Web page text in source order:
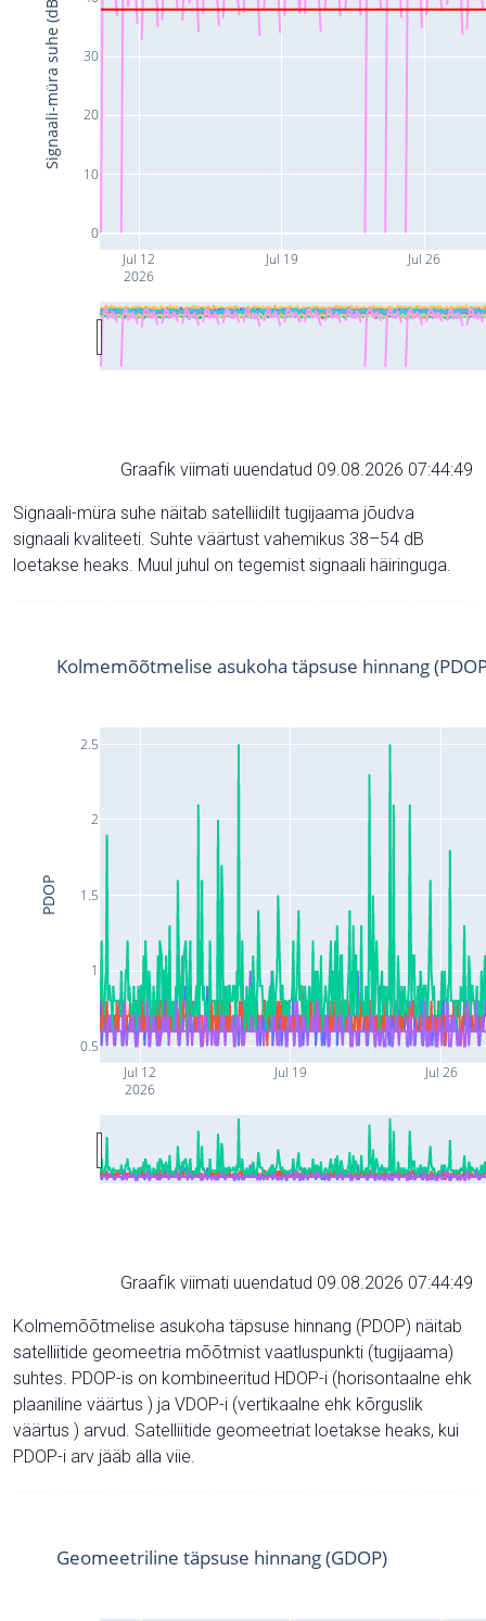
Jul 12
2026
Jul 19 Jul 26
0
10
20
30
Signaali-müra suhe (dB)
Graafik viimati uuendatud 09.08.2026 07:44:49
Signaali-müra suhe näitab satelliidilt tugijaama jõudva
signaali kvaliteeti. Suhte väärtust vahemikus 38–54 dB
loetakse heaks. Muul juhul on tegemist signaali häiringuga.
Jul 12
2026
Jul 19 Jul 26
0.5
1
1.5
2
2.5
Kolmemõõtmelise asukoha täpsuse hinnang
PDOP
Graafik viimati uuendatud 09.08.2026 07:44:49
Kolmemõõtmelise asukoha täpsuse hinnang (PDOP) näitab
satelliitide geomeetria mõõtmist vaatluspunkti (tugijaama)
suhtes. PDOP-is on kombineeritud HDOP-i (horisontaalne ehk
plaaniline väärtus ) ja VDOP-i (vertikaalne ehk kõrguslik
väärtus ) arvud. Satelliitide geomeetriat loetakse heaks, kui
PDOP-i arv jääb alla viie.
Geomeetriline täpsuse hinnang (GDOP)